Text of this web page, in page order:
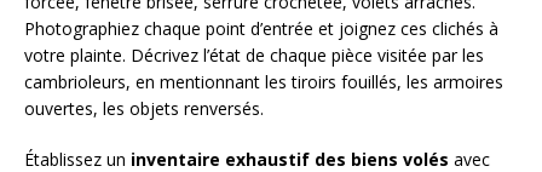
Photographiez chaque point d’entrée et joignez ces clichés à
votre plainte. Décrivez l’état de chaque pièce visitée par les
cambrioleurs, en mentionnant les tiroirs fouillés, les armoires
ouvertes, les objets renversés.
Établissez un inventaire exhaustif des biens volés avec